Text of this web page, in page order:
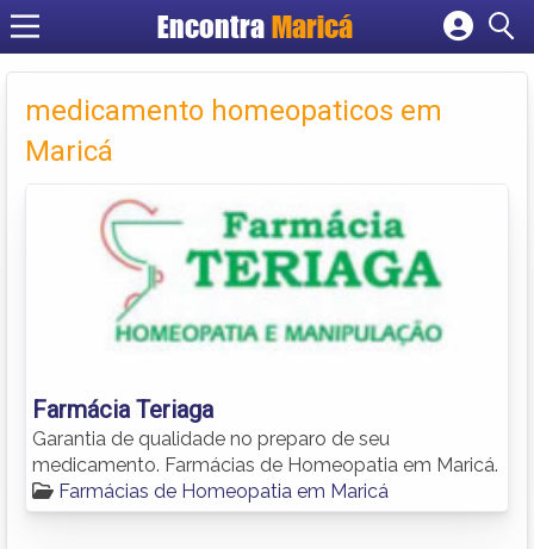
EncontraMaricá
Cadastrar empresa
Criar conta
medicamento homeopaticos em
Maricá
Farmácia Teriaga
Garantia de qualidade no preparo de seu
medicamento. Farmácias de Homeopatia em Maricá.
Farmácias de Homeopatia em Maricá